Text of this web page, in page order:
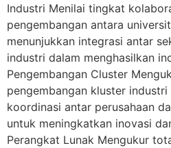
Industri Menilai tingkat
pengembangan antara
menunjukkan integrasi antar
industri dalam menghasilkan
Pengembangan Cluster
pengembangan kluster
koordinasi antar perusahaan
untuk meningkatkan inovasi
Perangkat Lunak Mengukur